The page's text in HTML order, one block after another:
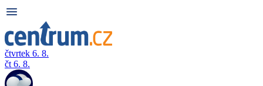
čtvrtek 6. 8.
čt 6. 8.